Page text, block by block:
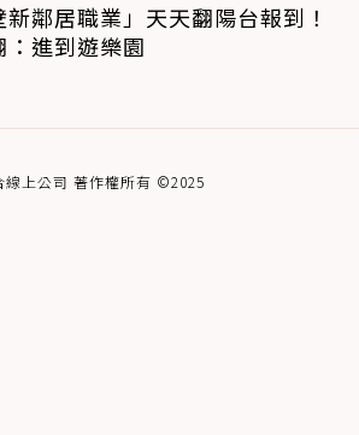
鄰居職業」天天翻陽台報到！
進到遊樂園
線上公司 著作權所有 ©2025